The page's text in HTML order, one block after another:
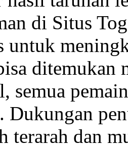
di Situs
untuk
ditemukan
semua
Dukungan
terarah dan